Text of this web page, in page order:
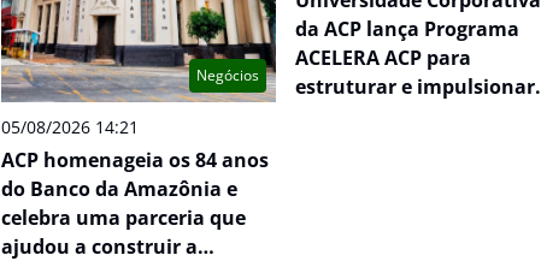
Negócios
05/08/2026 14:21
ACP homenageia os 84 anos
do Banco da Amazônia e
celebra uma parceria que
ajudou a construir a
da ACP lança Programa
ACELERA ACP para
estruturar e impulsionar